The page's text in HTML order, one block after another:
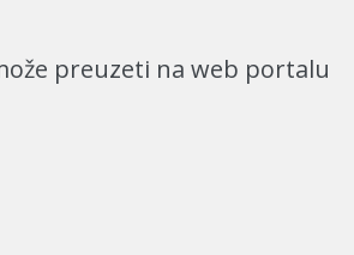
preuzeti na web portalu